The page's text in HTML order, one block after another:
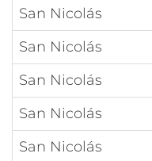
San Nicolás
San Nicolás
San Nicolás
San Nicolás
San Nicolás